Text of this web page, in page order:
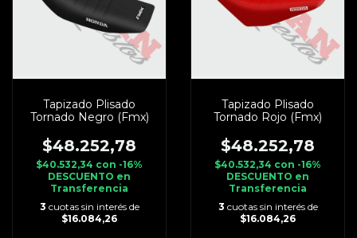
Tapizado Plisado
Tornado Negro (Fmx)
$48.252,78
$40.532,34 con -16%
DESCUENTO en
Transferencia
3 cuotas sin interés de
$16.084,26
Tapizado Plisado
Tornado Rojo (Fmx)
$48.252,78
$40.532,34 con -16%
DESCUENTO en
Transferencia
3 cuotas sin interés de
$16.084,26